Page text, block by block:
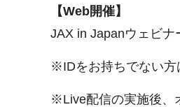
【Web開催】
JAX in Japanウェビナ
※IDをお持ちでない方
※Live配信の実施後、